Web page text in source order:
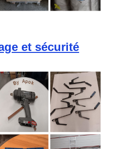
et sécurité